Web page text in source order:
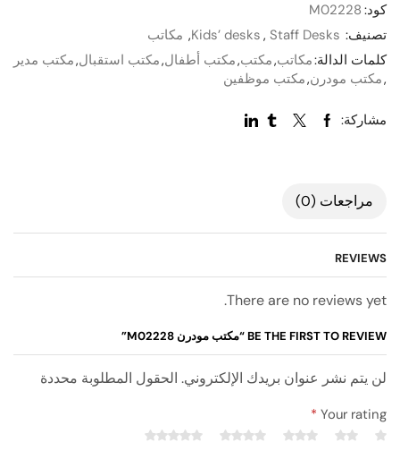
كود: M02228
تصنيف:
Kids’ desks , Staff Desks
, مكاتب
كلمات الدالة:مكاتب,مكتب,مكتب أطفال,مكتب استقبال,مكتب مدير
,مكتب مودرن,مكتب موظفين
مشاركة:
مراجعات (0)
REVIEWS
There are no reviews yet.
BE THE FIRST TO REVIEW “مكتب مودرن M02228”
لن يتم نشر عنوان بريدك الإلكتروني. الحقول المطلوبة محددة
Your rating
*